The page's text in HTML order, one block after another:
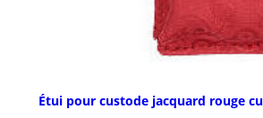
Étui pour custode jacquard rouge